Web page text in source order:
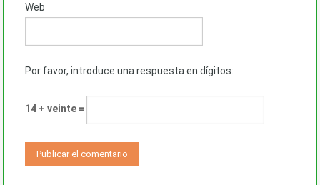
Web
Por favor, introduce una respuesta en dígitos:
14 + veinte =